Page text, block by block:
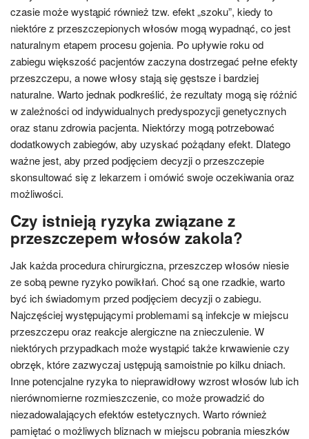
czasie może wystąpić również tzw. efekt „szoku”, kiedy to
niektóre z przeszczepionych włosów mogą wypadnąć, co jest
naturalnym etapem procesu gojenia. Po upływie roku od
zabiegu większość pacjentów zaczyna dostrzegać pełne efekty
przeszczepu, a nowe włosy stają się gęstsze i bardziej
naturalne. Warto jednak podkreślić, że rezultaty mogą się różnić
w zależności od indywidualnych predyspozycji genetycznych
oraz stanu zdrowia pacjenta. Niektórzy mogą potrzebować
dodatkowych zabiegów, aby uzyskać pożądany efekt. Dlatego
ważne jest, aby przed podjęciem decyzji o przeszczepie
skonsultować się z lekarzem i omówić swoje oczekiwania oraz
możliwości.
Czy istnieją ryzyka związane z
przeszczepem włosów zakola?
Jak każda procedura chirurgiczna, przeszczep włosów niesie
ze sobą pewne ryzyko powikłań. Choć są one rzadkie, warto
być ich świadomym przed podjęciem decyzji o zabiegu.
Najczęściej występującymi problemami są infekcje w miejscu
przeszczepu oraz reakcje alergiczne na znieczulenie. W
niektórych przypadkach może wystąpić także krwawienie czy
obrzęk, które zazwyczaj ustępują samoistnie po kilku dniach.
Inne potencjalne ryzyka to nieprawidłowy wzrost włosów lub ich
nierównomierne rozmieszczenie, co może prowadzić do
niezadowalających efektów estetycznych. Warto również
pamiętać o możliwych bliznach w miejscu pobrania mieszków